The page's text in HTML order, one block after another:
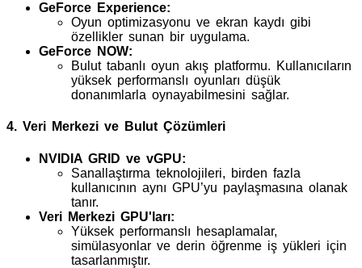
GeForce Experience:
Oyun optimizasyonu ve ekran kaydı gibi
özellikler sunan bir uygulama.
GeForce NOW:
Bulut tabanlı oyun akış platformu. Kullanıcıların
yüksek performanslı oyunları düşük
donanımlarla oynayabilmesini sağlar.
4. Veri Merkezi ve Bulut Çözümleri
NVIDIA GRID ve vGPU:
Sanallaştırma teknolojileri, birden fazla
kullanıcının aynı GPU’yu paylaşmasına olanak
tanır.
Veri Merkezi GPU'ları:
Yüksek performanslı hesaplamalar,
simülasyonlar ve derin öğrenme iş yükleri için
tasarlanmıştır.